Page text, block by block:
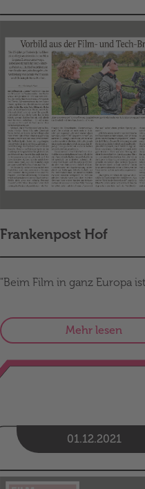
Frankenpost Hof
"Beim Film in ganz Europa ist
Mehr lesen
01.12.2021